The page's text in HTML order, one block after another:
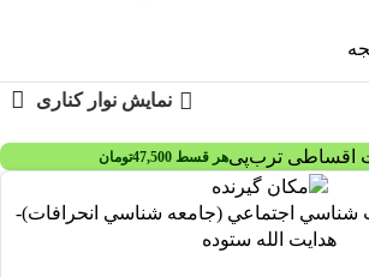
نمایش نوار کناری
هر قسط 47,500تومان
اجتماعي (جامعه شناسي انحرافات)-
هدايت الله ستوده